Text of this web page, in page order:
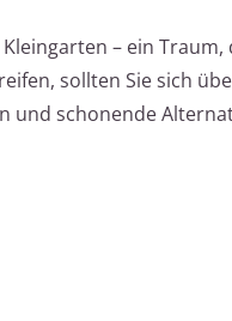
– ein
sollten Sie sich
und schonende